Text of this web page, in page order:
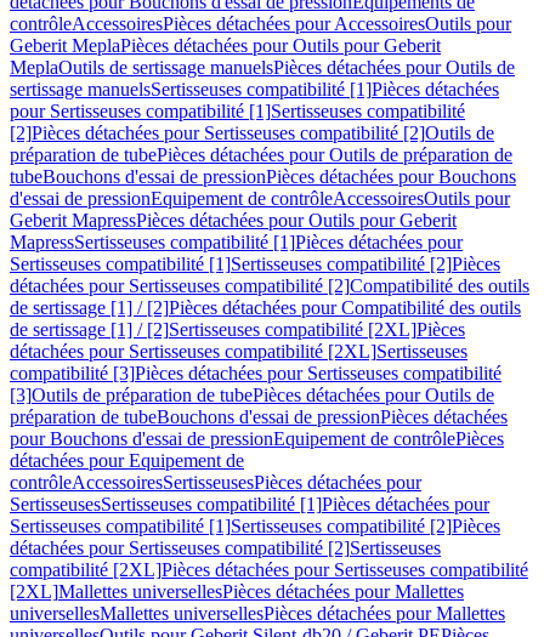
contrôleAccessoiresPièces détachées pour AccessoiresOutils pour
Geberit MeplaPièces détachées pour Outils pour Geberit
MeplaOutils de sertissage manuelsPièces détachées pour Outils de
sertissage manuelsSertisseuses compatibilité [1]Pièces détachées
pour Sertisseuses compatibilité [1]Sertisseuses compatibilité
[2]Pièces détachées pour Sertisseuses compatibilité [2]Outils de
préparation de tubePièces détachées pour Outils de préparation de
tubeBouchons d'essai de pressionPièces détachées pour Bouchons
d'essai de pressionEquipement de contrôleAccessoiresOutils pour
Geberit MapressPièces détachées pour Outils pour Geberit
MapressSertisseuses compatibilité [1]Pièces détachées pour
Sertisseuses compatibilité [1]Sertisseuses compatibilité [2]Pièces
détachées pour Sertisseuses compatibilité [2]Compatibilité des outils
de sertissage [1] / [2]Pièces détachées pour Compatibilité des outils
de sertissage [1] / [2]Sertisseuses compatibilité [2XL]Pièces
détachées pour Sertisseuses compatibilité [2XL]Sertisseuses
compatibilité [3]Pièces détachées pour Sertisseuses compatibilité
[3]Outils de préparation de tubePièces détachées pour Outils de
préparation de tubeBouchons d'essai de pressionPièces détachées
pour Bouchons d'essai de pressionEquipement de contrôlePièces
détachées pour Equipement de
contrôleAccessoiresSertisseusesPièces détachées pour
SertisseusesSertisseuses compatibilité [1]Pièces détachées pour
Sertisseuses compatibilité [1]Sertisseuses compatibilité [2]Pièces
détachées pour Sertisseuses compatibilité [2]Sertisseuses
compatibilité [2XL]Pièces détachées pour Sertisseuses compatibilité
[2XL]Mallettes universellesPièces détachées pour Mallettes
universellesMallettes universellesPièces détachées pour Mallettes